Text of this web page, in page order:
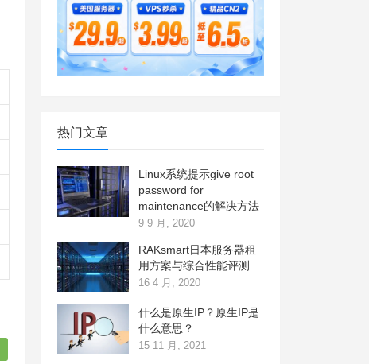
热门文章
Linux系统提示give root
password for
maintenance的解决方法
9 9 月, 2020
RAKsmart日本服务器租
用方案与综合性能评测
16 4 月, 2020
什么是原生IP？原生IP是
什么意思？
15 11 月, 2021